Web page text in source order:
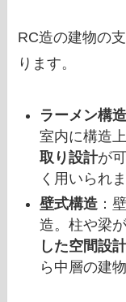
RC造の建物の
ります。
ラーメン構造
室内に構造
取り設計が
く用いられま
壁式構造 ：
造。柱や梁
した空間設
ら中層の建